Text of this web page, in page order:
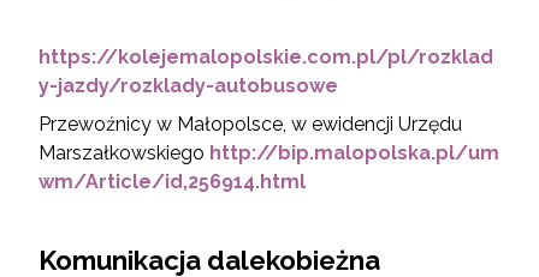
https://kolejemalopolskie.com.pl/pl/rozklad
y-jazdy/rozklady-autobusowe
Przewoźnicy w Małopolsce, w ewidencji Urzędu
Marszałkowskiego http://bip.malopolska.pl/um
wm/Article/id,256914.html
Komunikacja dalekobieżna